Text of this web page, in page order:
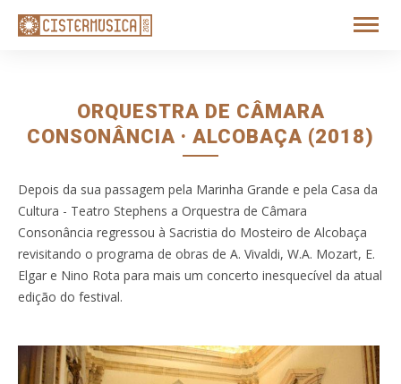
ORQUESTRA DE CÂMARA
CONSONÂNCIA · ALCOBAÇA (2018)
Depois da sua passagem pela Marinha Grande e pela Casa da
Cultura - Teatro Stephens a Orquestra de Câmara
Consonância regressou à Sacristia do Mosteiro de Alcobaça
revisitando o programa de obras de A. Vivaldi, W.A. Mozart, E.
Elgar e Nino Rota para mais um concerto inesquecível da atual
edição do festival.